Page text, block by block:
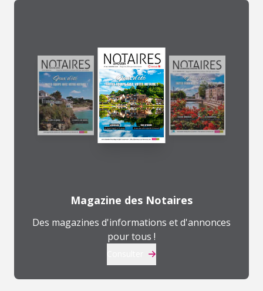
Magazine des Notaires
Des magazines d'informations et d'annonces
pour tous !